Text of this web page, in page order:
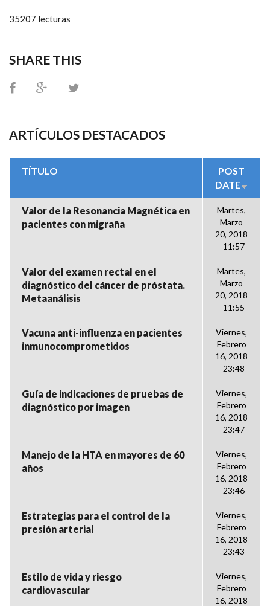
35207 lecturas
SHARE THIS
ARTÍCULOS DESTACADOS
TÍTULO
POST
DATE
Valor de la Resonancia Magnética en
pacientes con migraña
Martes,
Marzo
20, 2018
- 11:57
Valor del examen rectal en el
diagnóstico del cáncer de próstata.
Metaanálisis
Martes,
Marzo
20, 2018
- 11:55
Vacuna anti-influenza en pacientes
inmunocomprometidos
Viernes,
Febrero
16, 2018
- 23:48
Guía de indicaciones de pruebas de
diagnóstico por imagen
Viernes,
Febrero
16, 2018
- 23:47
Manejo de la HTA en mayores de 60
años
Viernes,
Febrero
16, 2018
- 23:46
Estrategias para el control de la
presión arterial
Viernes,
Febrero
16, 2018
- 23:43
Estilo de vida y riesgo
cardiovascular
Viernes,
Febrero
16, 2018